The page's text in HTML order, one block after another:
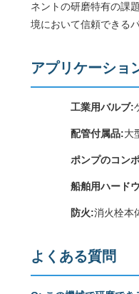
ネントの研磨特有の課
境において信頼できる
アプリケーショ
工業用バルブ:
配管付属品:大
ポンプのコン
船舶用ハード
防火:消火栓本
よくある質問